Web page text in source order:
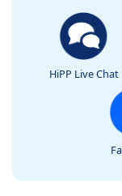
HiPP Live Chat